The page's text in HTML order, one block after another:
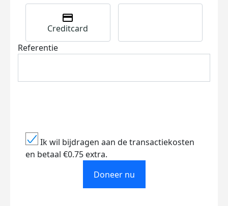
Creditcard
Referentie
Ik wil bijdragen aan de transactiekosten
en betaal €0.75 extra.
Doneer nu